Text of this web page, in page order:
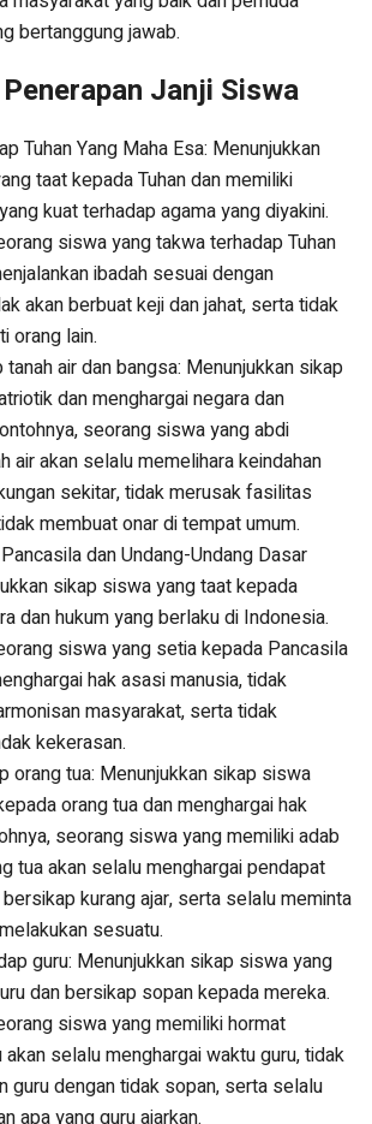
bertanggung jawab.
Janji Siswa
Tuhan Yang Maha Esa: Menunjukkan
taat kepada Tuhan dan memiliki
kuat terhadap agama yang diyakini.
siswa yang takwa terhadap Tuhan
ibadah sesuai dengan
akan berbuat keji dan jahat, serta tidak
orang lain.
air dan bangsa: Menunjukkan sikap
dan menghargai negara dan
seorang siswa yang abdi
air akan selalu memelihara keindahan
sekitar, tidak merusak fasilitas
membuat onar di tempat umum.
dan Undang-Undang Dasar
sikap siswa yang taat kepada
dan hukum yang berlaku di Indonesia.
siswa yang setia kepada Pancasila
hak asasi manusia, tidak
masyarakat, serta tidak
kekerasan.
orang tua: Menunjukkan sikap siswa
orang tua dan menghargai hak
seorang siswa yang memiliki adab
tua akan selalu menghargai pendapat
kurang ajar, serta selalu meminta
sesuatu.
guru: Menunjukkan sikap siswa yang
dan bersikap sopan kepada mereka.
siswa yang memiliki hormat
selalu menghargai waktu guru, tidak
guru dengan tidak sopan, serta selalu
apa yang guru ajarkan.